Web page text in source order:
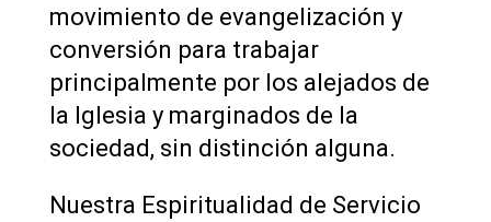
movimiento de evangelización y
conversión para trabajar
principalmente por los alejados de
la Iglesia y marginados de la
sociedad, sin distinción alguna.
Nuestra Espiritualidad de Servicio